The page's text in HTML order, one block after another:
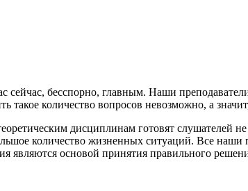
сейчас, бесспорно, главным. Наши
количество вопросов невозможно, а
дисциплинам готовят слушателей не
количество жизненных ситуаций. Все
являются основой принятия правильного